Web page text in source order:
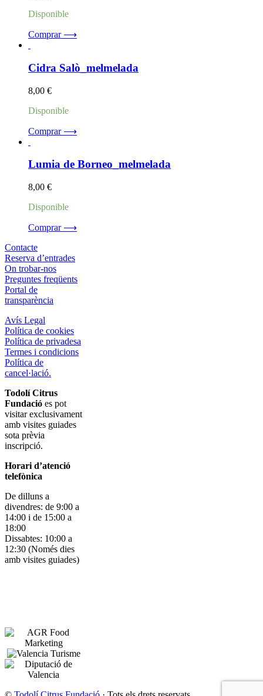
Disponible
Comprar ⟶
Cidra Salò_melmelada
8,00 €
Disponible
Comprar ⟶
Lumia de Borneo_melmelada
8,00 €
Disponible
Comprar ⟶
Contacte
Reserva d’entrades
On trobar-nos
Preguntes freqüents
Portal de
transparència
Avís Legal
Política de cookies
Política de privadesa
Termes i condicions
Política de
cancel·lació.
Todolí Citrus
Fundació es pot
visitar exclusivament
amb visites guiades
sota prèvia
inscripció.
Horari d’atenció
telefònica
De dilluns a
divendres: de 9:00 a
14:00 i de 15:00 a
18:00
Dissabtes: 10:00 a
12:30 (Només dies
amb visites guiades)